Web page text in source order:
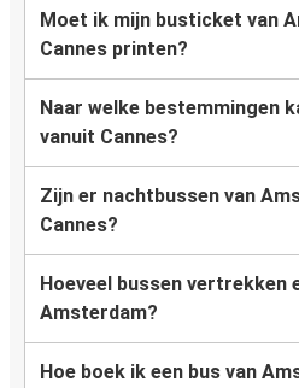
Moet ik mijn busticket van
Cannes printen?
Naar welke bestemmingen
vanuit Cannes?
Zijn er nachtbussen van
Cannes?
Hoeveel bussen vertrekken
Amsterdam?
Hoe boek ik een bus van